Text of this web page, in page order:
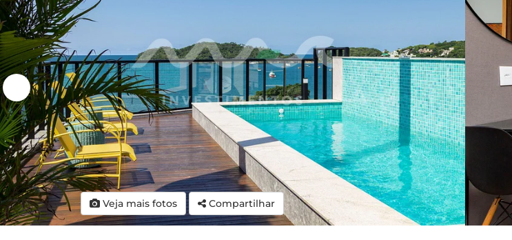
Veja mais fotos Compartilhar